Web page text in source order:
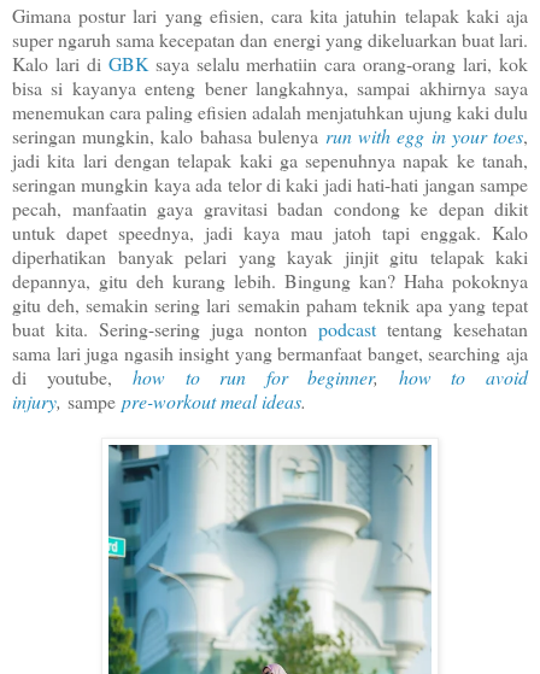
Gimana postur lari yang efisien, cara kita jatuhin telapak kaki aja
super ngaruh sama kecepatan dan energi yang dikeluarkan buat lari.
Kalo lari di GBKsaya selalu merhatiin cara orang-orang lari, kok
bisa si kayanya enteng bener langkahnya, sampai akhirnya saya
menemukan cara paling efisien adalah menjatuhkan ujung kaki dulu
seringan mungkin, kalo bahasa bulenya run with egg in your toes,
jadi kita lari dengan telapak kaki ga sepenuhnya napak ke tanah,
seringan mungkin kaya ada telor di kaki jadi hati-hati jangan sampe
pecah, manfaatin gaya gravitasi badan condong ke depan dikit
untuk dapet speednya, jadi kaya mau jatoh tapi enggak. Kalo
diperhatikan banyak pelari yang kayak jinjit gitu telapak kaki
depannya, gitu deh kurang lebih. Bingung kan? Haha pokoknya
gitu deh, semakin sering lari semakin paham teknik apa yang tepat
buat kita. Sering-sering juga nonton podcast tentang kesehatan
sama lari juga ngasih insight yang bermanfaat banget, searching aja
di youtube,how to run for beginner, how to avoid
injury, sampe pre-workout meal ideas.